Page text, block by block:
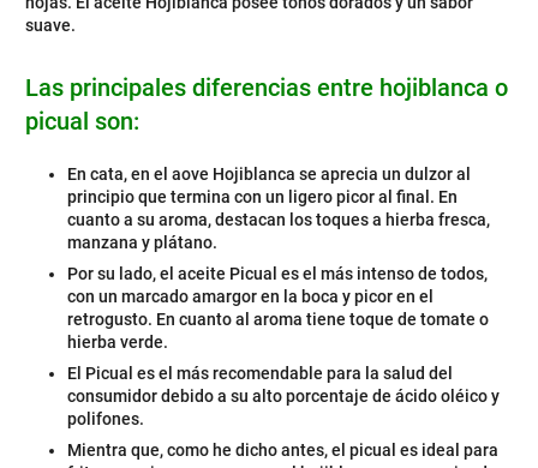
suave.
Las principales diferencias entre hojiblanca o
picual son:
En cata, en el aove Hojiblanca se aprecia un dulzor al
principio que termina con un ligero picor al final. En
cuanto a su aroma, destacan los toques a hierba fresca,
manzana y plátano.
Por su lado, el aceite Picual es el más intenso de todos,
con un marcado amargor en la boca y picor en el
retrogusto. En cuanto al aroma tiene toque de tomate o
hierba verde.
El Picual es el más recomendable para la salud del
consumidor debido a su alto porcentaje de ácido oléico y
polifones.
Mientra que, como he dicho antes, el picual es ideal para